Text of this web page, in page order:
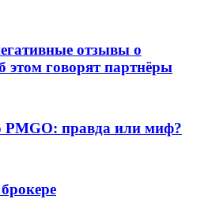
отзывы о
этом говорят партнёры
PMGO: правда или миф?